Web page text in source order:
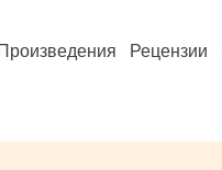
Произведения Рецензии